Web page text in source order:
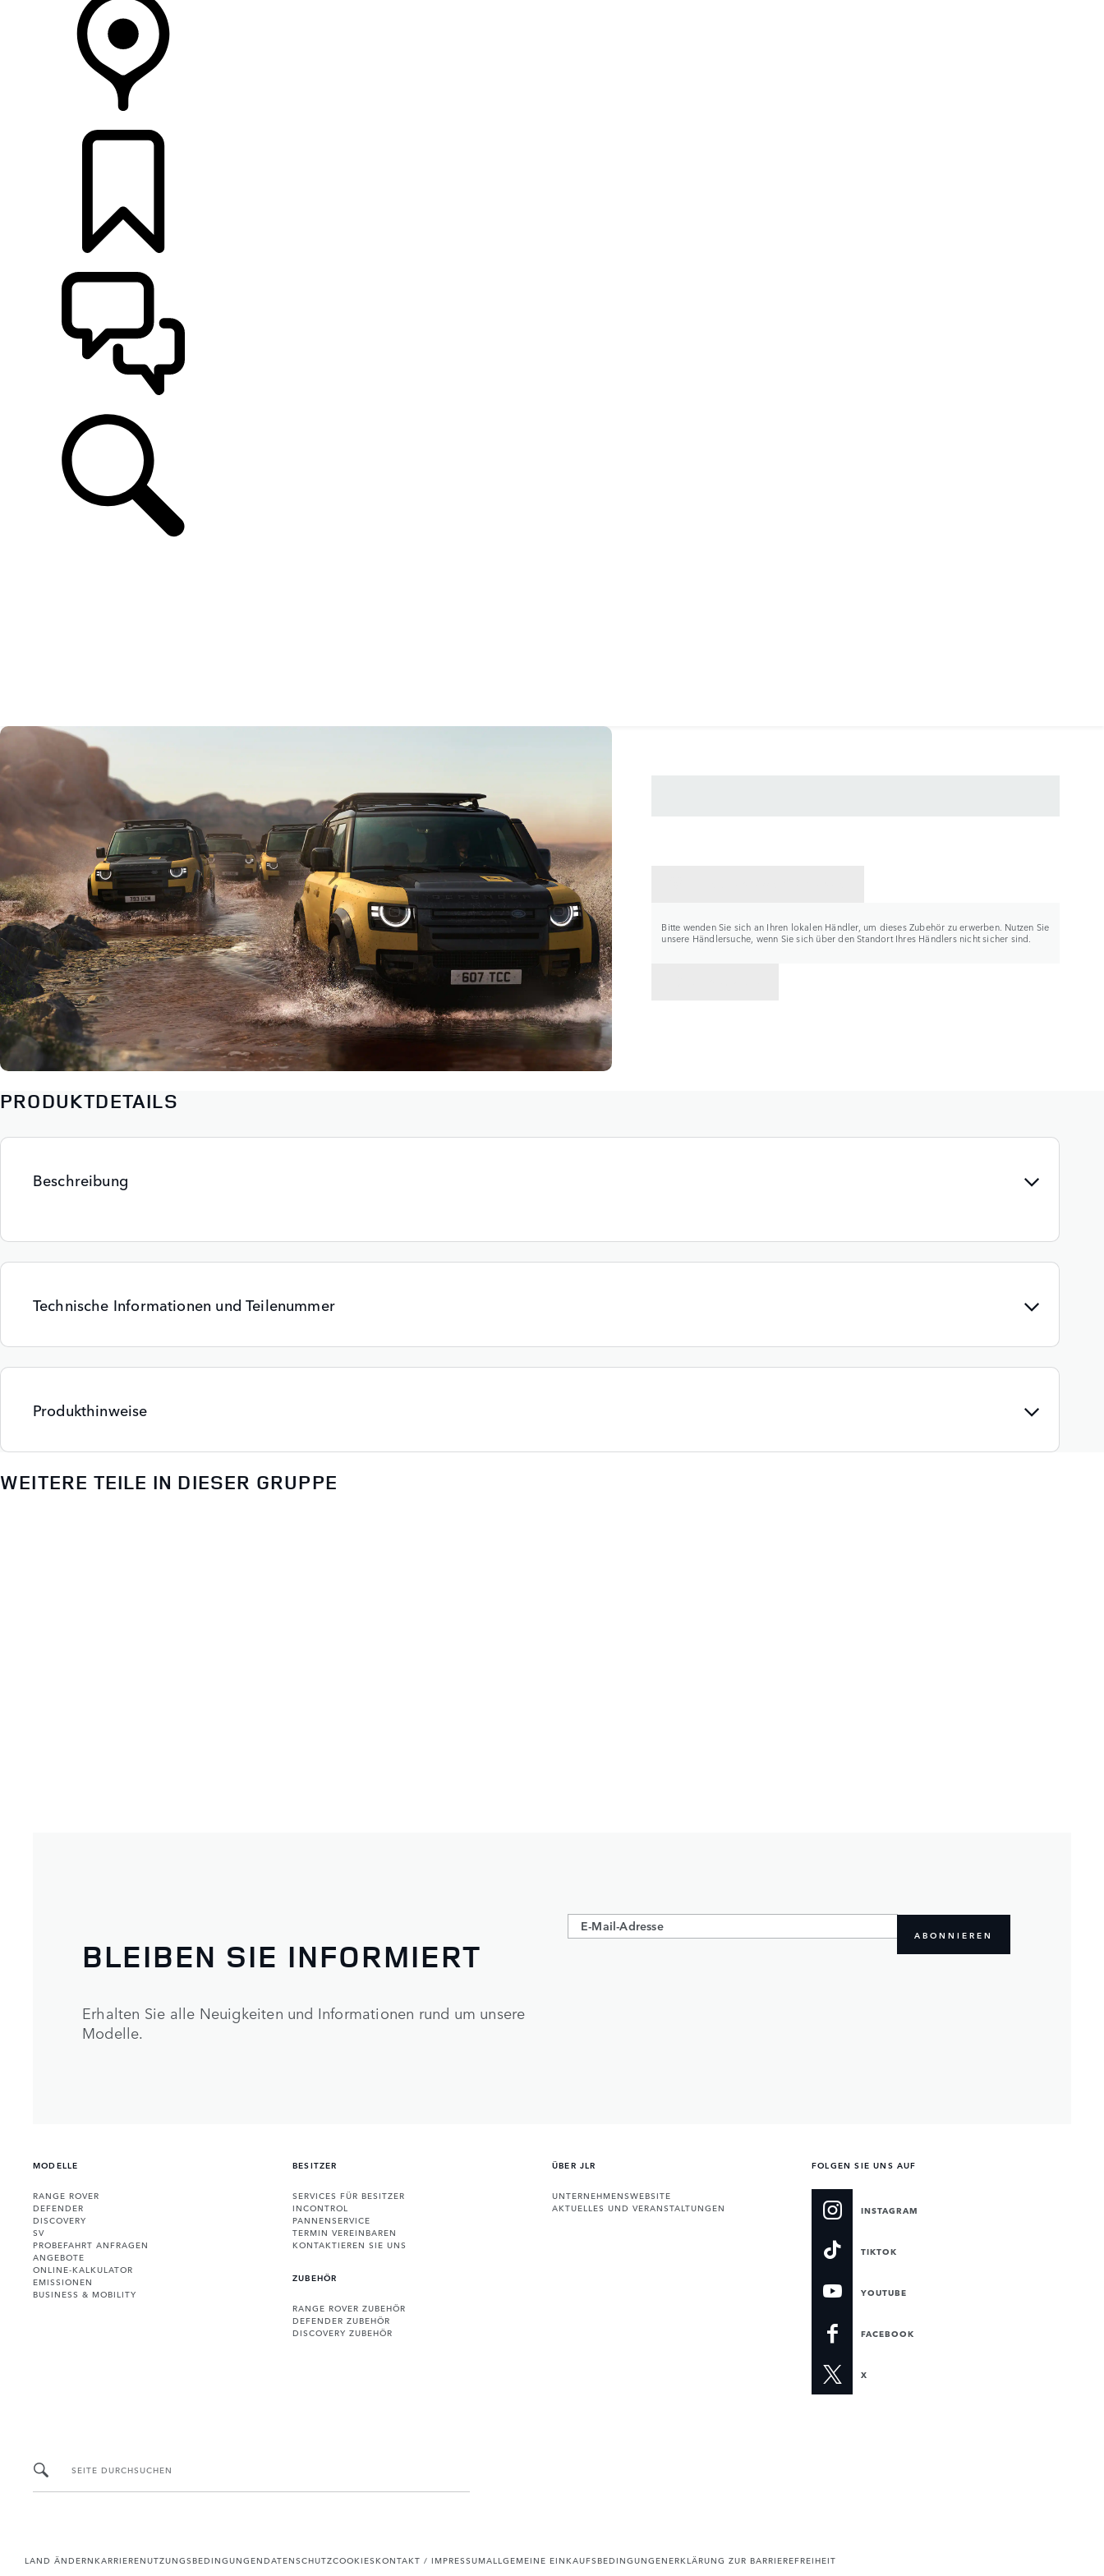
Bitte wenden Sie sich an Ihren lokalen Händler, um dieses Zubehör zu erwerben. Nutzen Sie
unsere Händlersuche, wenn Sie sich über den Standort Ihres Händlers nicht sicher sind.
PRODUKTDETAILS
Beschreibung
Technische Informationen und Teilenummer
Produkthinweise
WEITERE TEILE IN DIESER GRUPPE
BLEIBEN SIE INFORMIERT
Erhalten Sie alle Neuigkeiten und Informationen rund um unsere
Modelle.
ABONNIEREN
MODELLE
RANGE ROVER
DEFENDER
DISCOVERY
SV
PROBEFAHRT ANFRAGEN
ANGEBOTE
ONLINE-KALKULATOR
EMISSIONEN
BUSINESS & MOBILITY
BESITZER
SERVICES FÜR BESITZER
INCONTROL
PANNENSERVICE
TERMIN VEREINBAREN
KONTAKTIEREN SIE UNS
ZUBEHÖR
RANGE ROVER ZUBEHÖR
DEFENDER ZUBEHÖR
DISCOVERY ZUBEHÖR
ÜBER JLR
UNTERNEHMENSWEBSITE
AKTUELLES UND VERANSTALTUNGEN
FOLGEN SIE UNS AUF
INSTAGRAM
TIKTOK
YOUTUBE
FACEBOOK
X
SEITE DURCHSUCHEN
LAND ÄNDERNKARRIERENUTZUNGSBEDINGUNGENDATENSCHUTZCOOKIESKONTAKT / IMPRESSUMALLGEMEINE EINKAUFSBEDINGUNGENERKLÄRUNG ZUR BARRIEREFREIHEIT